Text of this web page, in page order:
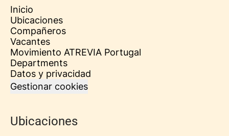
Inicio
Ubicaciones
Compañeros
Vacantes
Movimiento ATREVIA Portugal
Departments
Datos y privacidad
Gestionar cookies
Ubicaciones